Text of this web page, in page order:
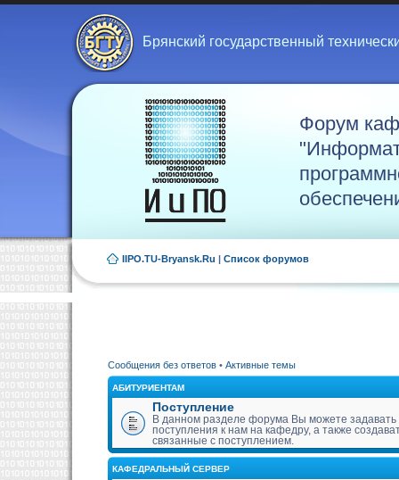
Брянский государственный
Форум
IIPO.TU-Bryansk.Ru | Список форумов
Сообщения без ответов • Активные темы
АБИТУРИЕНТАМ
Поступление
В данном разделе форума Вы можете
поступления к нам на кафедру, а также
связанные с поступлением.
КАФЕДРАЛЬНЫЙ СЕРВЕР